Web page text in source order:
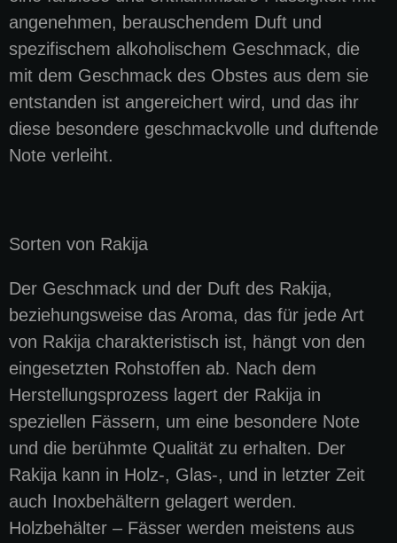
angenehmen, berauschendem Duft und
spezifischem alkoholischem Geschmack, die
mit dem Geschmack des Obstes aus dem sie
entstanden ist angereichert wird, und das ihr
diese besondere geschmackvolle und duftende
Note verleiht.
Sorten von Rakija
Der Geschmack und der Duft des Rakija,
beziehungsweise das Aroma, das für jede Art
von Rakija charakteristisch ist, hängt von den
eingesetzten Rohstoffen ab. Nach dem
Herstellungsprozess lagert der Rakija in
speziellen Fässern, um eine besondere Note
und die berühmte Qualität zu erhalten. Der
Rakija kann in Holz-, Glas-, und in letzter Zeit
auch Inoxbehältern gelagert werden.
Holzbehälter – Fässer werden meistens aus